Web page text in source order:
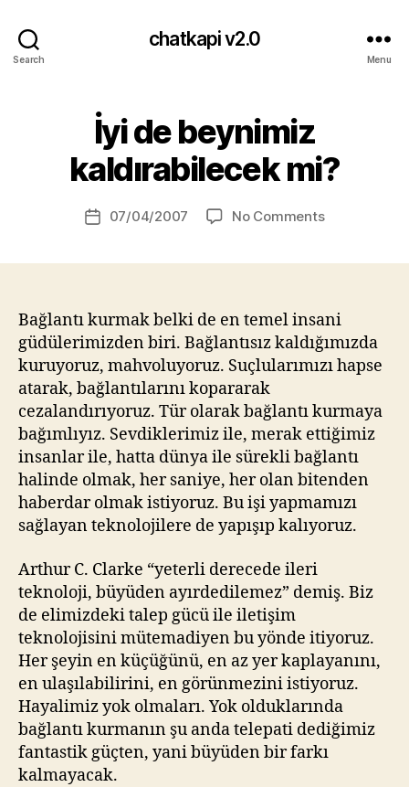
Search
chatkapi v2.0
Menu
Categoriesİyi de beynimiz
kaldırabilecek mi?
Post
B
y
H
s
n
Post07/04/2007 No Commentson
mi?
Bağlantı kurmak belki de en temel insani
güdülerimizden biri. Bağlantısız kaldığımızda
kuruyoruz, mahvoluyoruz. Suçlularımızı hapse
atarak, bağlantılarını kopararak
cezalandırıyoruz. Tür olarak bağlantı kurmaya
bağımlıyız. Sevdiklerimiz ile, merak ettiğimiz
insanlar ile, hatta dünya ile sürekli bağlantı
halinde olmak, her saniye, her olan bitenden
haberdar olmak istiyoruz. Bu işi yapmamızı
sağlayan teknolojilere de yapışıp kalıyoruz.
Arthur C. Clarke “yeterli derecede ileri
teknoloji, büyüden ayırdedilemez” demiş. Biz
de elimizdeki talep gücü ile iletişim
teknolojisini mütemadiyen bu yönde itiyoruz.
Her şeyin en küçüğünü, en az yer kaplayanını,
en ulaşılabilirini, en görünmezini istiyoruz.
Hayalimiz yok olmaları. Yok olduklarında
bağlantı kurmanın şu anda telepati dediğimiz
fantastik güçten, yani büyüden bir farkı
kalmayacak.